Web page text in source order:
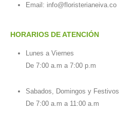
Email: info@floristerianeiva.co
HORARIOS DE ATENCIÓN
Lunes a Viernes
De 7:00 a.m a 7:00 p.m
Sabados, Domingos y Festivos
De 7:00 a.m a 11:00 a.m